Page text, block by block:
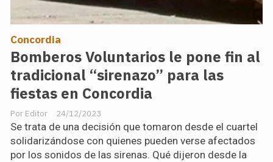
Bomberos Voluntarios le pone fin al
tradicional “sirenazo” para las
fiestas en Concordia
Editor
Concordia
24/12/2023
Se trata de una decisión que tomaron desde el cuartel
solidarizándose con quienes pueden verse afectados
por los sonidos de las sirenas. Qué dijeron desde la